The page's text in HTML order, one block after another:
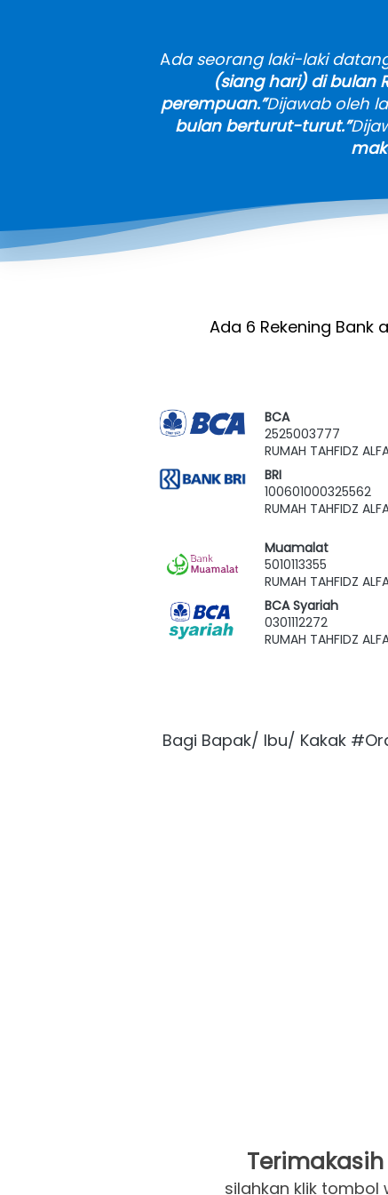
Ada seorang laki-laki
(siang hari) di bulan
perempuan.”Dijawab oleh
bulan berturut-turut.”
Ada 6 Rekening Bank
BCA
2525003777
RUMAH TAHFIDZ
BRI
100601000325562
RUMAH TAHFIDZ
Muamalat
5010113355
RUMAH TAHFIDZ
BCA Syariah
0301112272
RUMAH TAHFIDZ
Bagi Bapak/ Ibu/ Kakak
silahkan klik